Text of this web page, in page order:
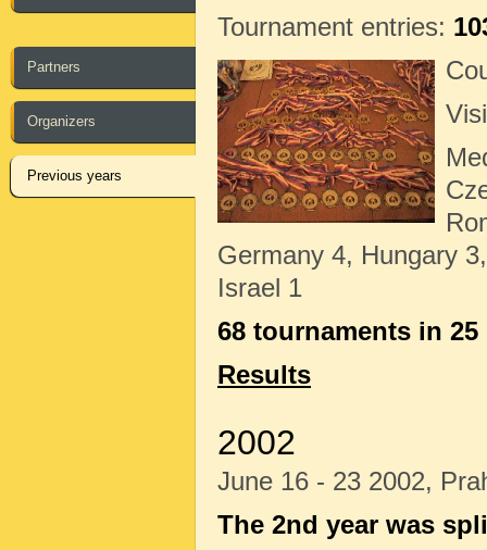
Partners
Organizers
Previous years
Tournament entries:
Germany 4, Hungary
Israel 1
68 tournaments in 25
Results
2002
June 16 - 23 2002,
The 2nd year was